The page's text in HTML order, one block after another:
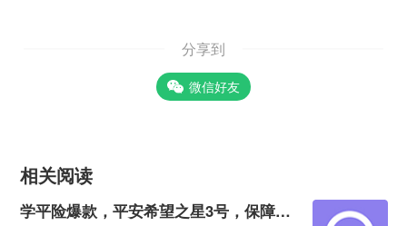
分享到
微信好友
相关阅读
学平险爆款，平安希望之星3号，保障市场领先